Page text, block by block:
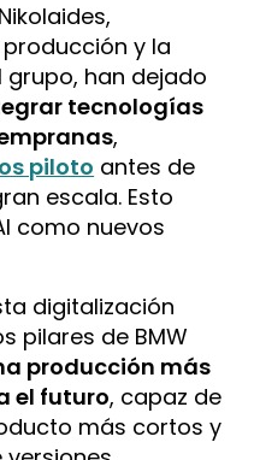
y la
han dejado
tecnologías
,
piloto antes de
escala. Esto
como nuevos
digitalización
pilares de BMW
producción más
el futuro, capaz de
más cortos y